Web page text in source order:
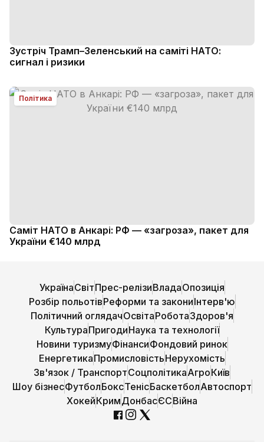
Зустріч Трамп–Зеленський на саміті НАТО:
сигнал і ризики
Політика
Саміт НАТО в Анкарі: РФ — «загроза», пакет для
України €140 млрд
УкраїнаСвітПрес-релізиВладаОпозиція
Розбір польотівРеформи та закониІнтерв'ю
Політичний оглядачОсвітаРоботаЗдоров'я
КультураПригодиНаука та технології
Новини туризмуФінансиФондовий ринок
ЕнергетикаПромисловістьНерухомість
Зв'язок / ТранспортСоцполітикаАгроКиїв
Шоу бізнесФутболБоксТенісБаскетболАвтоспорт
ХокейКримДонбасЄСВійна